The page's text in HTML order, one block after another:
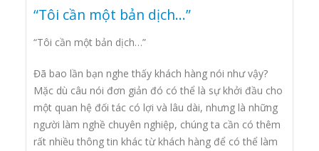
“Tôi cần một bản dịch…”
“Tôi cần một bản dịch…”
Đã bao lần bạn nghe thấy khách hàng nói như vậy?
Mặc dù câu nói đơn giản đó có thể là sự khởi đầu cho
một quan hệ đối tác có lợi và lâu dài, nhưng là những
người làm nghề chuyên nghiệp, chúng ta cần có thêm
rất nhiều thông tin khác từ khách hàng để có thể làm